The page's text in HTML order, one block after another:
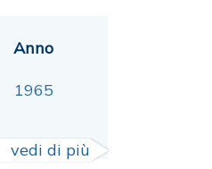
Anno
1965
vedi di più